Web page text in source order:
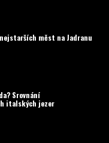
měst na Jadranu
Srovnání
italských jezer